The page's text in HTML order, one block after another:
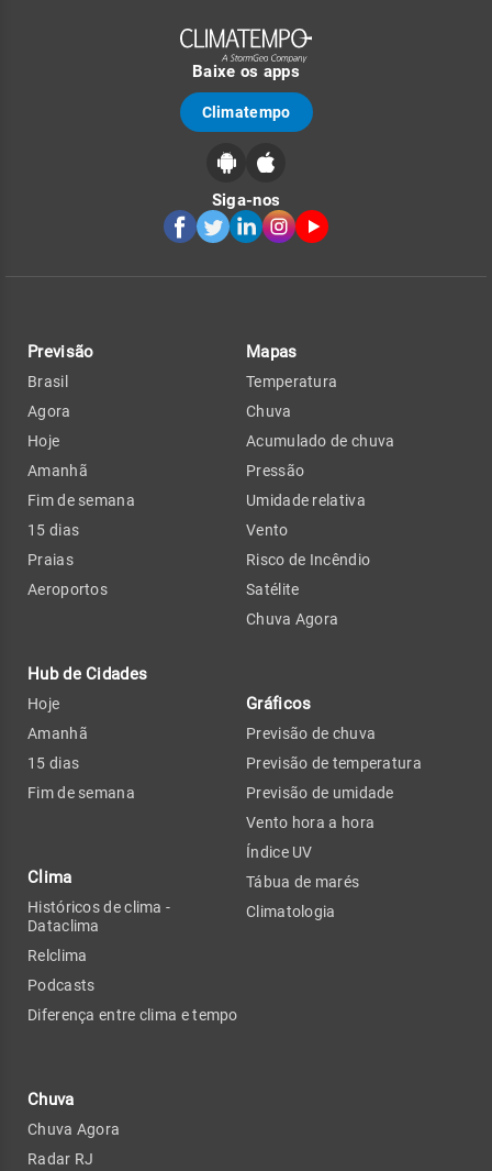
Baixe os apps
Climatempo
Siga-nos
Previsão
Brasil
Agora
Hoje
Amanhã
Fim de semana
15 dias
Praias
Aeroportos
Hub de Cidades
Hoje
Amanhã
15 dias
Fim de semana
Clima
Históricos de clima -
Dataclima
Relclima
Podcasts
Diferença entre clima e tempo
Chuva
Chuva Agora
Radar RJ
Mapas
Temperatura
Chuva
Acumulado de chuva
Pressão
Umidade relativa
Vento
Risco de Incêndio
Satélite
Chuva Agora
Gráficos
Previsão de chuva
Previsão de temperatura
Previsão de umidade
Vento hora a hora
Índice UV
Tábua de marés
Climatologia